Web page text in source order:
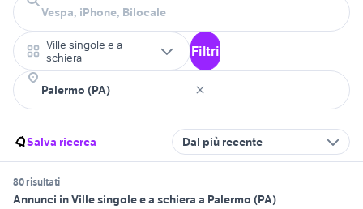
Ville singole e a
schiera
Filtri
Salva ricerca Dal più recente
80 risultati
Annunci in Ville singole e a schiera a Palermo (PA)